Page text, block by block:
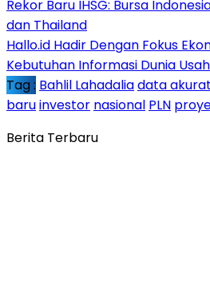
Rekor Baru IHSG: Bursa
dan Thailand
Hallo.id Hadir Dengan Fokus
Kebutuhan Informasi Dunia
Tag : Bahlil Lahadaliadata akurat
baruinvestor nasional PLN
Berita Terbaru